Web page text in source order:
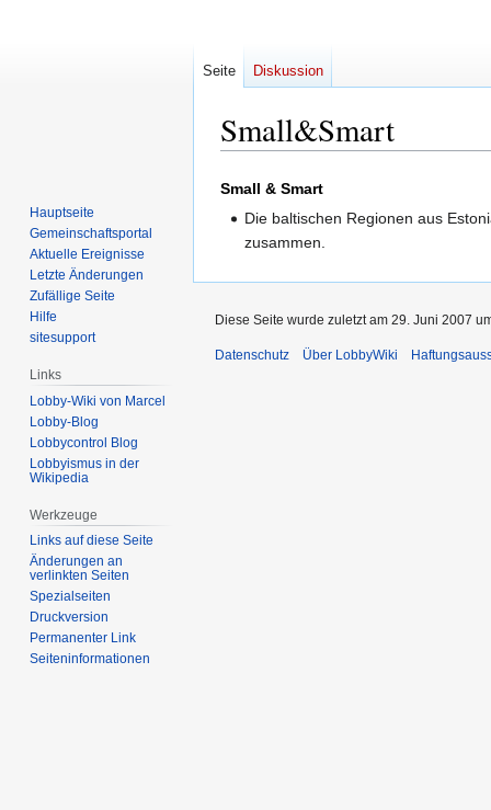
Small&Smart
Zur
springen
Zur
springen
Small & Smart
Die baltischen Regionen aus
zusammen.
Seite Diskussion
Hauptseite
Gemeinschafts­portal
Aktuelle Ereignisse
Letzte Änderungen
Zufällige Seite
Hilfe
sitesupport
Links
Lobby-Wiki von Marcel
Lobby-Blog
Lobbycontrol Blog
Lobbyismus in der
Wikipedia
Werkzeuge
Links auf diese Seite
Änderungen an
verlinkten Seiten
Spezialseiten
Druckversion
Permanenter Link
Seiten­­informationen
Diese Seite wurde zuletzt am 29. Juni 2007
Datenschutz Über LobbyWiki